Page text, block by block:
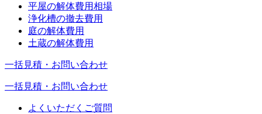
平屋の解体費用相場
浄化槽の撤去費用
庭の解体費用
土蔵の解体費用
一括見積・お問い合わせ
一括見積・お問い合わせ
よくいただくご質問